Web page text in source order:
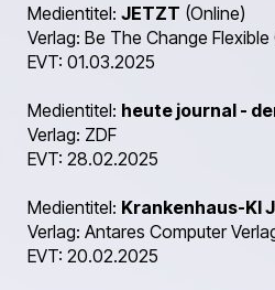
Medientitel: JETZT (Online)
Verlag: Be The Change
EVT: 01.03.2025
Medientitel: heute journal -
Verlag: ZDF
EVT: 28.02.2025
Medientitel: Krankenhaus-KI
Verlag: Antares Computer
EVT: 20.02.2025